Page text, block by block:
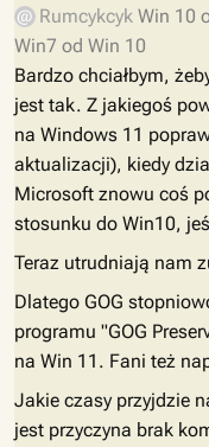
Rumcykcyk Win 10
Win7 od Win 10
Bardzo chciałbym,
jest tak. Z jakiegoś
na Windows 11
aktualizacji), kiedy
Microsoft znowu coś
stosunku do Win10,
Teraz utrudniają nam
Dlatego GOG
programu "GOG
na Win 11. Fani też
Jakie czasy przyjdzie
jest przyczyna brak